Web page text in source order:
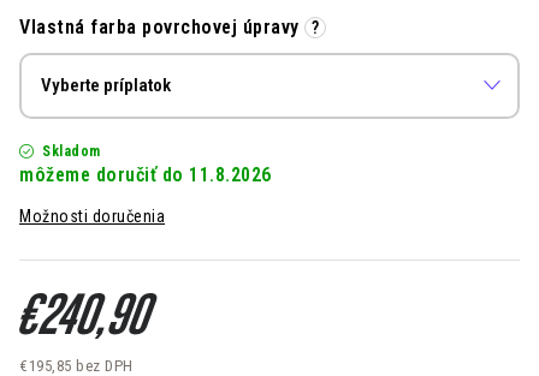
Vlastná farba povrchovej úpravy ?
Skladom
11.8.2026
Možnosti doručenia
€240,90
€195,85 bez DPH